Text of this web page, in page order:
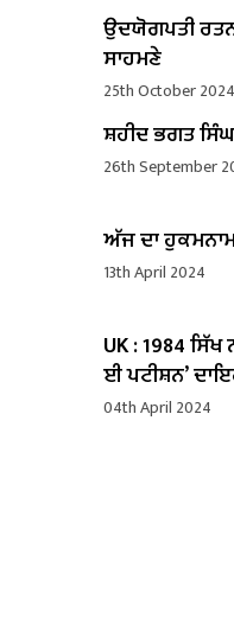
ਉਦਯੋਗਪਤੀ
ਸਾਹਮਣੇ
25th October 2024
ਸ਼ਹੀਦ ਭਗਤ
26th September
ਅੱਜ ਦਾ
13th April 2024
UK : 1984
ਈ ਪਟੀਸ਼ਨ’
04th April 2024